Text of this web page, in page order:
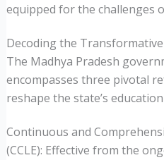
equipped for the challenges
Decoding the
The Madhya Pradesh
encompasses three pivotal
reshape the state’s
Continuous and
(CCLE): Effective from the